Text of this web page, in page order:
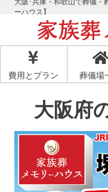
大阪･兵庫・和歌山で葬儀・
ーハウス】
費用とプラン 葬儀場
大阪府